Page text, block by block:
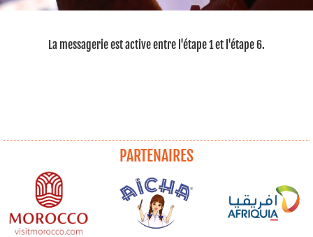
La messagerie est active entre l'étape 1 et l'étape 6.
PARTENAIRES